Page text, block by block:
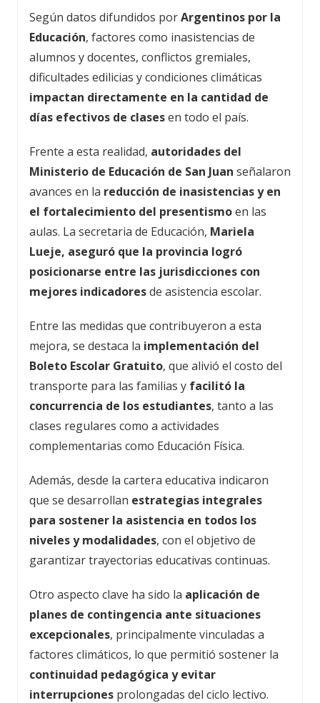
Según datos difundidos porArgentinos por la
Educación, factores como inasistencias de
alumnos y docentes, conflictos gremiales,
dificultades edilicias y condiciones climáticas
impactan directamente en la cantidad de
días efectivos de clasesen todo el país.
Frente a esta realidad, autoridades del
Ministerio de Educación de San Juan señalaron
avances en la reducción de inasistencias y en
el fortalecimiento del presentismoen las
aulas. La secretaria de Educación, Mariela
Lueje, aseguró que la provincia logró
posicionarse entre las jurisdicciones con
mejores indicadoresde asistencia escolar.
Entre las medidas que contribuyeron a esta
mejora, se destaca la implementación del
Boleto Escolar Gratuito, que alivió el costo del
transporte para las familias y facilitó la
concurrencia de los estudiantes, tanto a las
clases regulares como a actividades
complementarias como Educación Física.
Además, desde la cartera educativa indicaron
que se desarrollan estrategias integrales
para sostener la asistencia en todos los
niveles y modalidades, con el objetivo de
garantizar trayectorias educativas continuas.
Otro aspecto clave ha sido la aplicación de
planes de contingencia ante situaciones
excepcionales, principalmente vinculadas a
factores climáticos, lo que permitió sostener la
continuidad pedagógica y evitar
interrupciones prolongadas del ciclo lectivo.